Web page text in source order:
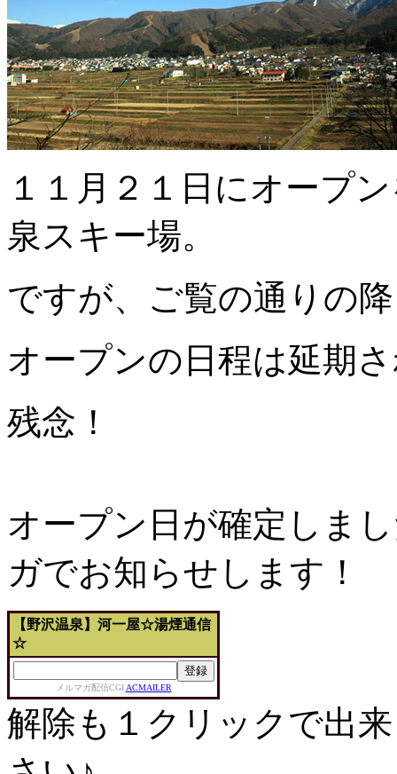
１１月２１日にオープ
泉スキー場。
ですが、ご覧の通りの
オープンの日程は延期
残念！
オープン日が確定しま
ガでお知らせします！
【野沢温泉】河一屋☆湯煙通信
☆
メルマガ配信CGI ACMAILER
解除も１クリックで出